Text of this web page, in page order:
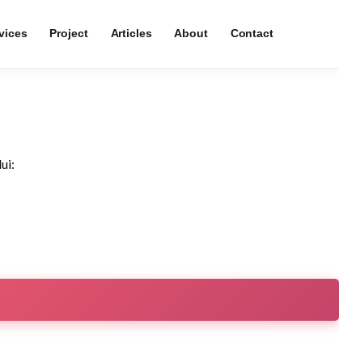
Project Articles About Contact